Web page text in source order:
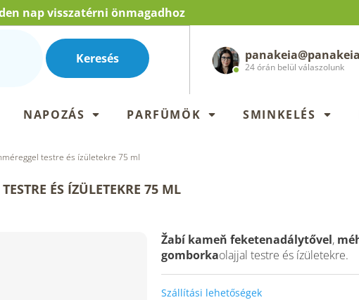
nap visszatérni önmagadhoz
Keresés
24 órán belül válaszolunk
NAPOZÁS PARFÜMÖK SMINKELÉS
testre és ízületekre 75 ml
ÉS ÍZÜLETEKRE 75 ML
Szállítási lehetőségek
Žabí kameň feketenadálytővel,
gomborkaolajjal testre és ízületekre.